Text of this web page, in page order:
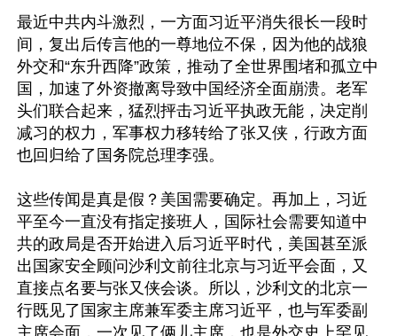
最近中共内斗激烈，一方面习近平消失很长一段时
间，复出后传言他的一尊地位不保，因为他的战狼
外交和“东升西降”政策，推动了全世界围堵和孤立中
国，加速了外资撤离导致中国经济全面崩溃。老军
头们联合起来，猛烈抨击习近平执政无能，决定削
减习的权力，军事权力移转给了张又侠，行政方面
也回归给了国务院总理李强。
这些传闻是真是假？美国需要确定。再加上，习近
平至今一直没有指定接班人，国际社会需要知道中
共的政局是否开始进入后习近平时代，美国甚至派
出国家安全顾问沙利文前往北京与习近平会面，又
直接点名要与张又侠会谈。所以，沙利文的北京一
行既见了国家主席兼军委主席习近平，也与军委副
主席会面，一次见了俩儿主席，也是外交史上罕见